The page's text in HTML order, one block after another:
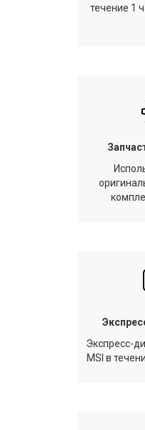
течение 1
Экспресс-
MSI в